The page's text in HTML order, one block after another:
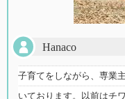
Hanaco
子育てをしながら、専業
いております。以前はチ